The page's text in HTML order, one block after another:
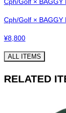
Cph/Golf × BAGGY
¥8,800
ALL ITEMS
RELATED